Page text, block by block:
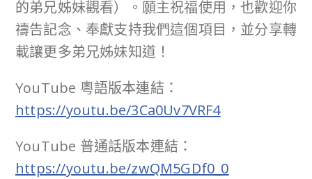
的弟兄姊妹觀看）。願主祝福使用，也歡迎你
禱告記念、奉獻支持我們這個項目，並分享轉
載讓更多弟兄姊妹知道！
YouTube 粵語版本連結：
https://youtu.be/3Ca0Uv7VRF4
YouTube 普通話版本連結：
https://youtu.be/zwQM5GDf0_0